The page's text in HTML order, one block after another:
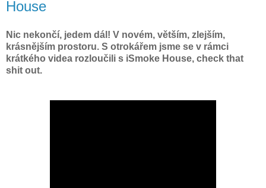
House
Nic nekončí, jedem dál! V novém, větším, zlejším,
krásnějším prostoru. S otrokářem jsme se v rámci
krátkého videa rozloučili s iSmoke House, check that
shit out.